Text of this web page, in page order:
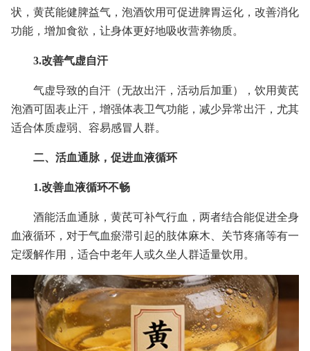
状，黄芪能健脾益气，泡酒饮用可促进脾胃运化，改善消化
功能，增加食欲，让身体更好地吸收营养物质。
3.改善气虚自汗
气虚导致的自汗（无故出汗，活动后加重），饮用黄芪
泡酒可固表止汗，增强体表卫气功能，减少异常出汗，尤其
适合体质虚弱、容易感冒人群。
二、活血通脉，促进血液循环
1.改善血液循环不畅
酒能活血通脉，黄芪可补气行血，两者结合能促进全身
血液循环，对于气血瘀滞引起的肢体麻木、关节疼痛等有一
定缓解作用，适合中老年人或久坐人群适量饮用。